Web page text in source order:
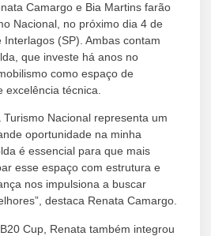
Camargo e Bia Martins farão
Nacional, no próximo dia 4 de
(SP). Ambas contam
que investe há anos no
como espaço de
técnica.
Nacional representa um
oportunidade na minha
é essencial para que mais
esse espaço com estrutura e
nos impulsiona a buscar
destaca Renata Camargo.
Cup, Renata também integrou